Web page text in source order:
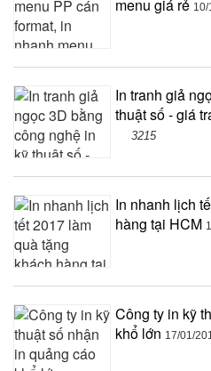
menu giá rẻ 10/
In tranh giả
thuật số - giá
3215
In nhanh lịch
hàng tại HCM
Công ty in kỹ
khổ lớn 17/01/